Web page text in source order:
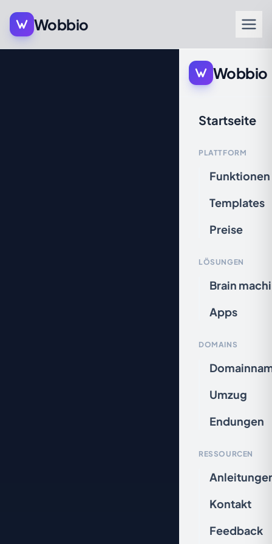
Wobbio
Wobbio
Startseite
PLATTFORM
Funktionen
Templates
Preise
LÖSUNGEN
Brain
Apps
DOMAINS
Umzug
Endungen
RESSOURCEN
Kontakt
Feedback